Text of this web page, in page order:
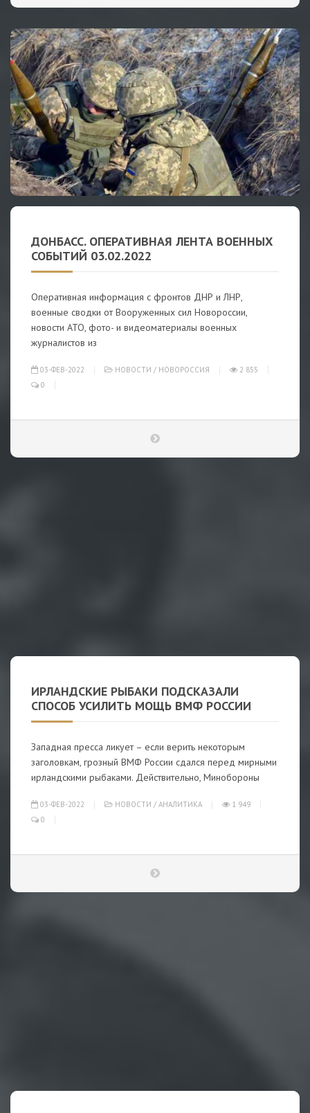
ДОНБАСС. ОПЕРАТИВНАЯ ЛЕНТА ВОЕННЫХ
СОБЫТИЙ 03.02.2022
Оперативная информация с фронтов ДНР и ЛНР,
военные сводки от Вооруженных сил Новороссии,
новости АТО, фото- и видеоматериалы военных
журналистов из
03-ФЕВ-2022 НОВОСТИ / НОВОРОССИЯ
2 855
0
ИРЛАНДСКИЕ РЫБАКИ ПОДСКАЗАЛИ
СПОСОБ УСИЛИТЬ МОЩЬ ВМФ РОССИИ
Западная пресса ликует – если верить некоторым
заголовкам, грозный ВМФ России сдался перед мирными
ирландскими рыбаками. Действительно, Минобороны
03-ФЕВ-2022 НОВОСТИ / АНАЛИТИКА
1 949
0